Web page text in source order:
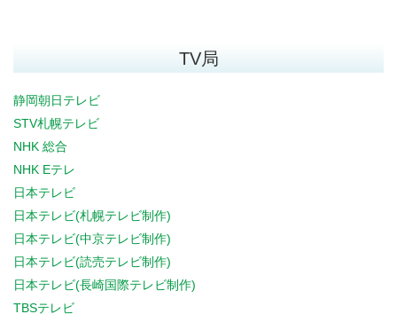
TV局
静岡朝日テレビ
STV札幌テレビ
NHK 総合
NHK Eテレ
日本テレビ
日本テレビ(札幌テレビ制作)
日本テレビ(中京テレビ制作)
日本テレビ(読売テレビ制作)
日本テレビ(長崎国際テレビ制作)
TBSテレビ